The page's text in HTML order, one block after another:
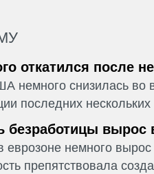
откатился после
немного снизилась во
последних
безработицы вырос
еврозоне немного
препятствовала